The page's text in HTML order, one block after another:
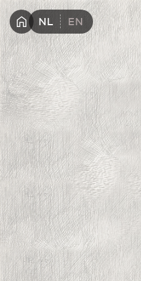
Wandelen met Rembrandt in
NL EN